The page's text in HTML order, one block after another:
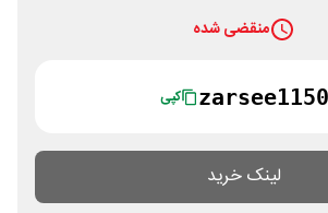
منقضی شده
zarsee1150 کپی
لینک خرید